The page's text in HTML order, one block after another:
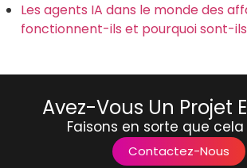
Les agents IA dans le monde des
fonctionnent-ils et pourquoi sont-
Avez-Vous Un Projet
Faisons en sorte que
Contactez-Nous